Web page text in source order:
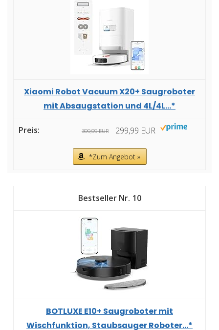
Xiaomi Robot Vacuum X20+ Saugroboter
mit Absaugstation und 4L/4L...*
399,99 EUR 299,99 EUR
*Zum Angebot »
10
BOTLUXE E10+ Saugroboter mit
Wischfunktion, Staubsauger Roboter...*